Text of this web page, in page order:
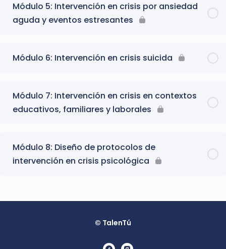
Módulo 5: Intervención en crisis por ansiedad
aguda y eventos estresantes
Módulo 6: Intervención en crisis suicida
Módulo 7: Intervención en crisis en contextos
educativos, familiares y laborales
Módulo 8: Diseño de protocolos de
intervención en crisis psicológica
© TalenTú